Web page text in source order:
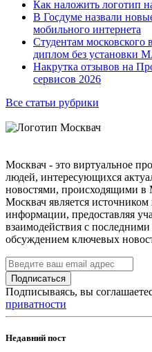
Как наложить логотип
В Госдуме назвали
мобильного интернета
Студентам московского
диплом без установки
Накрутка отзывов на
сервисов 2026
Все статьи рубрики
Москвач - это виртуальное
людей, интересующихся
новостями, происходящими
Москвач является
информации, предоставляя
взаимодействия с
обсуждением ключевых
Подписаться
Подписываясь, вы
приватности
Недавний пост